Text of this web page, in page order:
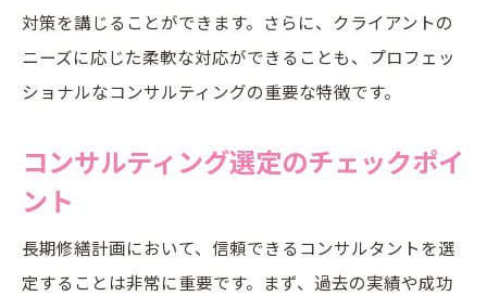
対策を講じることができます。さらに、クライアントの
ニーズに応じた柔軟な対応ができることも、プロフェッ
ショナルなコンサルティングの重要な特徴です。
コンサルティング選定のチェックポイ
ント
長期修繕計画において、信頼できるコンサルタントを選
定することは非常に重要です。まず、過去の実績や成功